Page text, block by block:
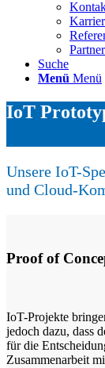
Partner
Suche
Menü Menü
IoT
Unsere IoT-
und Cloud-
Proof of
IoT-Projekte
jedoch dazu, dass
für die
Zusammenarbeit